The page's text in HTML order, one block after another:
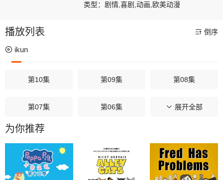
类型： 剧情,喜剧,动画,欧美动漫
播放列表 倒序
ikun
第10集 第09集 第08集
第07集 第06集 第05集
第04集
第01集
展开全部
为你推荐